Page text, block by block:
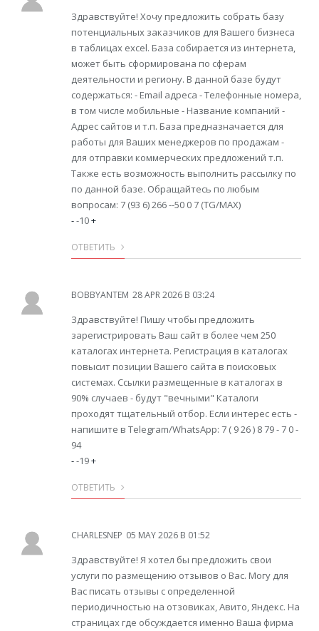
Здравствуйте! Хочу предложить собрать базу
потенциальных заказчиков для Вашего бизнеса
в таблицах excel. База собирается из интернета,
может быть сформирована по сферам
деятельности и региону. В данной базе будут
содержаться: - Email адреса - Телефонные номера,
в том числе мобильные - Название компаний -
Адрес сайтов и т.п. База предназначается для
работы для Ваших менеджеров по продажам -
для отправки коммерческих предложений т.п.
Также есть возможность выполнить рассылку по
по данной базе. Обращайтесь по любым
вопросам: 7 (93 6) 266 --50 0 7 (TG/MAX)
--10+
ОТВЕТИТЬ
BOBBYANTEM 28 APR 2026 В 03:24
Здравствуйте! Пишу чтобы предложить
зарегистрировать Ваш сайт в более чем 250
каталогах интернета. Регистрация в каталогах
повысит позиции Вашего сайта в поисковых
системах. Ссылки размещенные в каталогах в
90% случаев - будут "вечными" Каталоги
проходят тщательный отбор. Если интерес есть -
напишите в Telegram/WhatsApp: 7 ( 9 26 ) 8 79 - 7 0 -
94
--19+
ОТВЕТИТЬ
CHARLESNEP 05 MAY 2026 В 01:52
Здравствуйте! Я хотел бы предложить свои
услуги по размещению отзывов о Вас. Могу для
Вас писать отзывы с определенной
периодичностью на отзовиках, Авито, Яндекс. На
страницах где обсуждается именно Ваша фирма